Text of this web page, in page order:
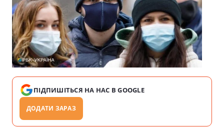
ПІДПИШІТЬСЯ НА НАС В GOOGLE
ДОДАТИ ЗАРАЗ